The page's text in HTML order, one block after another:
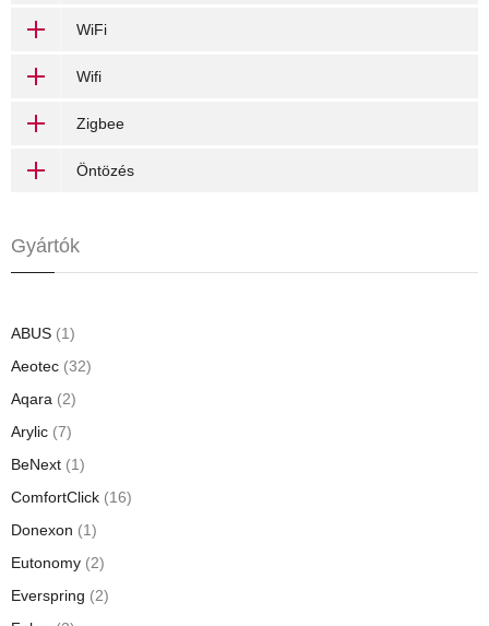
WiFi
Wifi
Zigbee
Öntözés
Gyártók
ABUS (1)
Aeotec (32)
Aqara (2)
Arylic (7)
BeNext (1)
ComfortClick (16)
Donexon (1)
Eutonomy (2)
Everspring (2)